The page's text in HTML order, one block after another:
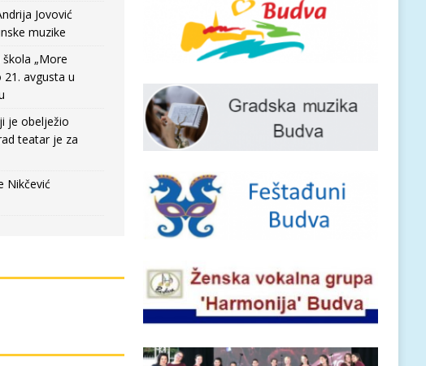
Jovović
muzike
„More
21. avgusta u
je obelježio
teatar je za
Nikčević